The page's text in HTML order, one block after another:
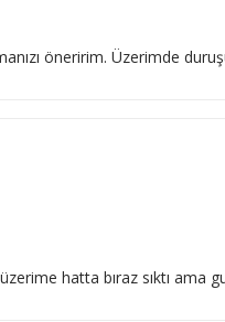
öneririm. Üzerimde
hatta bıraz sıktı ama